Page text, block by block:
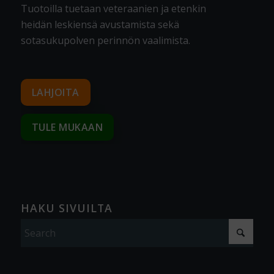
Tuotoilla tuetaan veteraanien ja etenkin
heidän leskiensä avustamista sekä
sotasukupolven perinnön vaalimista.
LAHJOITA
TULE MUKAAN
HAKU SIVUILTA